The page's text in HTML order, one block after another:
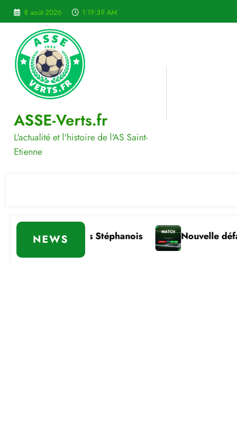
Aller
8 août 2026 1:19:40 AM
ASSE-Verts.fr
L'actualité et l'histoire de l'AS Saint-
Etienne
NEWS
des Stéphanois Nouvelle défaite